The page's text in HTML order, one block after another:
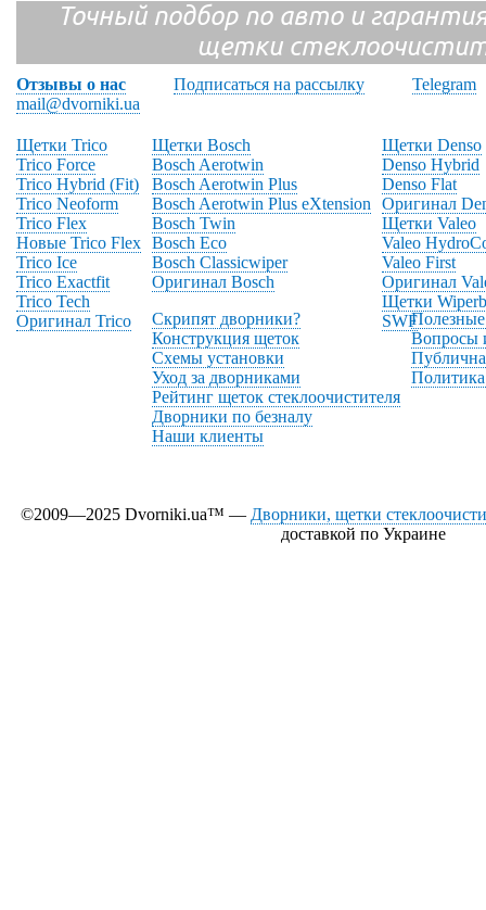
Точный подбор по авто и
щетки
Отзывы о нас Подписаться на рассылку
Telegram
mail@dvorniki.ua
Щетки Trico
Trico Force
Trico Hybrid (Fit)
Trico Neoform
Trico Flex
Новые Trico Flex
Trico Ice
Trico Exactfit
Trico Tech
Оригинал Trico
Щетки Bosch
Bosch Aerotwin
Bosch Aerotwin Plus
Bosch Aerotwin Plus eXtension
Bosch Twin
Bosch Eco
Bosch Classicwiper
Оригинал Bosch
Щетки Denso
Denso Hybrid
Denso Flat
Оригинал
Щетки Valeo
Valeo
Valeo First
Оригинал
Щетки
SWF
Скрипят дворники?
Конструкция щеток
Схемы установки
Уход за дворниками
Рейтинг щеток стеклоочистителя
Дворники по безналу
Наши клиенты
Вопросы
©2009—2025 Dvorniki.ua™ — Дворники, щетки
доставкой по Украине